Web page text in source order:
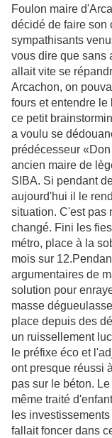
Foulon maire
décidé de faire son
sympathisants
vous dire que sans
allait vite se
Arcachon, on
fours et entendre
ce petit
a voulu se
prédécesseur
ancien maire de
SIBA. Si pendant
aujourd'hui il le
situation. C'est pas
changé. Fini les
métro, place à la
mois sur
argumentaires de
solution pour
masse
place depuis des
un ruissellement
le préfixe éco et
ont presque réussi
pas sur le béton.
même traité
les
fallait foncer dans